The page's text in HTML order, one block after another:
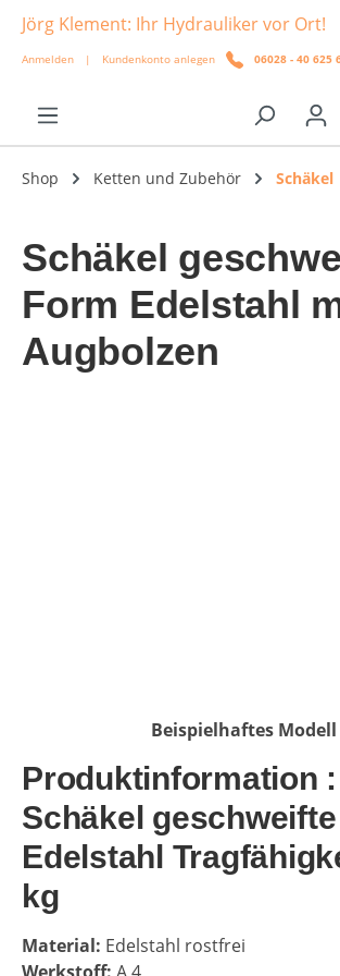
springen
Jörg Klement: Ihr Hydrauliker vor Ort!
Anmelden | Kundenkonto anlegen 06028 - 40 625
Shop Ketten und Zubehör Schäkel
Schäkel
Form Edelstahl
Augbolzen
Beispielhaftes Modell
Produktinformation :
Schäkel
Edelstahl
kg
Material: Edelstahl rostfrei